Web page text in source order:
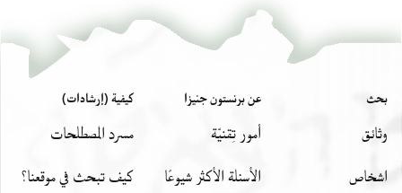
بحث
وثائق
اشخاص
عن برنستون جنيزا
أمور تِقنيّة
الأسئلة الأكثر شيوعًا
كيفية (إرشادات)
مسرد المصطلحات
كيف تبحث في موقعنا؟